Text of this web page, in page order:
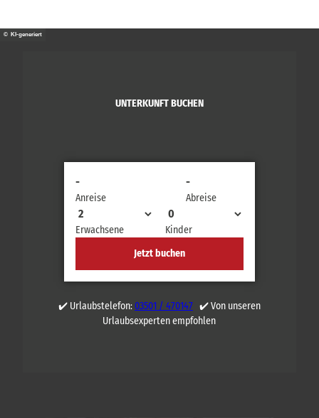
© KI-generiert
UNTERKUNFT BUCHEN
Anreise
-
Abreise
-
Erwachsene
Kinder
Jetzt buchen
✔️ Urlaubstelefon:03501 / 470147✔️ Von unseren
Urlaubsexperten empfohlen